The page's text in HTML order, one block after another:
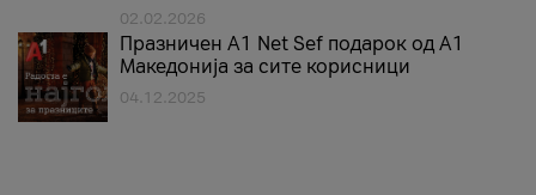
02.02.2026
Празничен A1 Net Sеf подарок од А1
Македонија за сите корисници
04.12.2025